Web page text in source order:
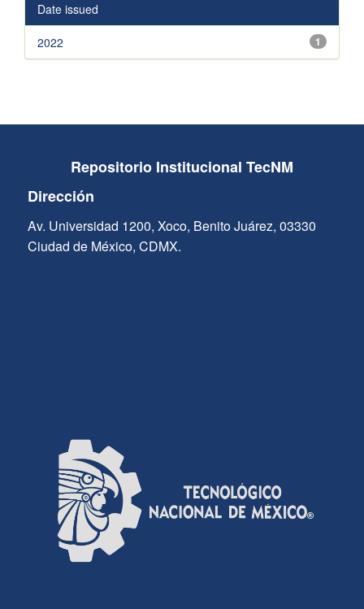
Date issued
1
2022
Repositorio Institucional TecNM
Dirección
Av. Universidad 1200, Xoco, Benito Juárez, 03330
Ciudad de México, CDMX.